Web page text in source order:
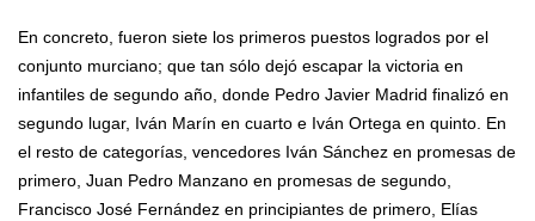
En concreto, fueron siete los primeros puestos logrados por el
conjunto murciano; que tan sólo dejó escapar la victoria en
infantiles de segundo año, donde Pedro Javier Madrid finalizó en
segundo lugar, Iván Marín en cuarto e Iván Ortega en quinto. En
el resto de categorías, vencedores Iván Sánchez en promesas de
primero, Juan Pedro Manzano en promesas de segundo,
Francisco José Fernández en principiantes de primero, Elías